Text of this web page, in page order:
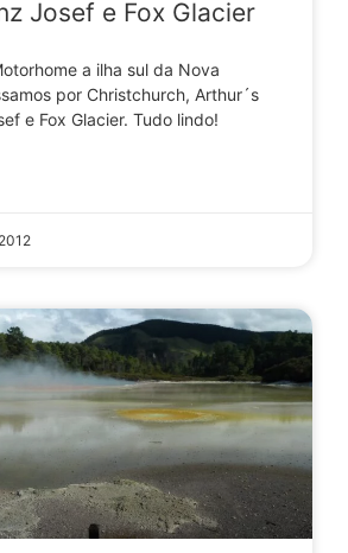
Josef e Fox Glacier
a ilha sul da Nova
por Christchurch, Arthur´s
e Fox Glacier. Tudo lindo!